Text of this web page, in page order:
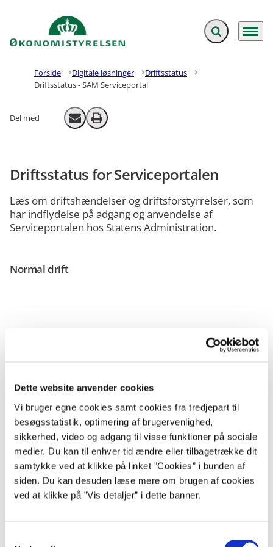
Dette website anvender cookies
Vi bruger egne cookies samt cookies fra tredjepart til
besøgsstatistik, optimering af brugervenlighed,
sikkerhed, video og adgang til visse funktioner på sociale
medier. Du kan til enhver tid ændre eller tilbagetrække dit
samtykke ved at klikke på linket ”Cookies” i bunden af
siden. Du kan desuden læse mere om brugen af cookies
ved at klikke på ”Vis detaljer” i dette banner.
Gå til forsiden Fold søgefelt ud
Menu
Forside Digitale løsninger
Driftsstatus
Driftsstatus - SAM Serviceportal
Del med Send email
Print
Driftsstatus for Serviceportalen
Læs om driftshændelser og driftsforstyrrelser, som
har indflydelse på adgang og anvendelse af
Serviceportalen hos Statens Administration.
Normal drift
Der er ingen planlagte servicevinduer på Serviceportalen
Serviceportal hos Statens Administration
Gå til Serviceportalen
Læs mere om Serviceportalen på Statens Administrations
hjemmeside